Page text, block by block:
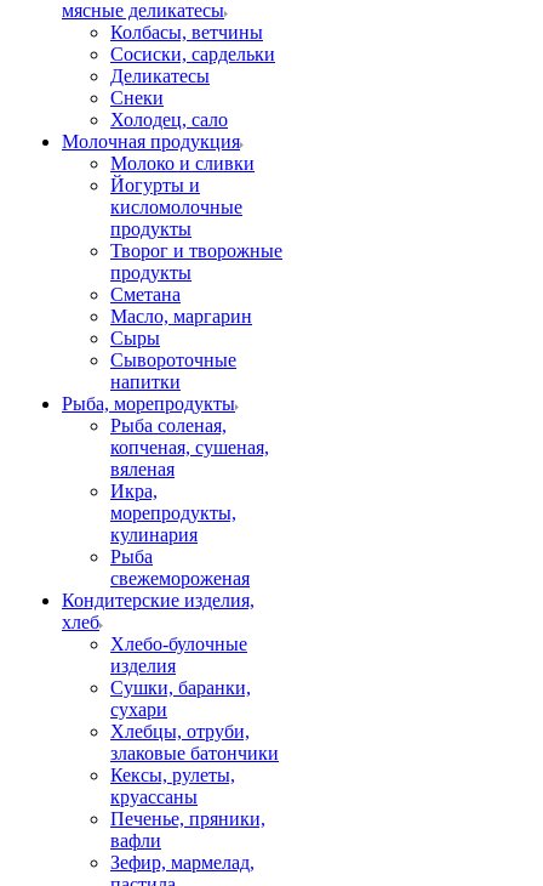
мясные деликатесы
Колбасы, ветчины
Сосиски, сардельки
Деликатесы
Снеки
Холодец, сало
Молочная продукция
Молоко и сливки
Йогурты и
кисломолочные
продукты
Творог и творожные
продукты
Сметана
Масло, маргарин
Сыры
Сывороточные
напитки
Рыба, морепродукты
Рыба соленая,
копченая, сушеная,
вяленая
Икра,
морепродукты,
кулинария
Рыба
свежемороженая
Кондитерские изделия,
хлеб
Хлебо-булочные
изделия
Сушки, баранки,
сухари
Хлебцы, отруби,
злаковые батончики
Кексы, рулеты,
круассаны
Печенье, пряники,
вафли
Зефир, мармелад,